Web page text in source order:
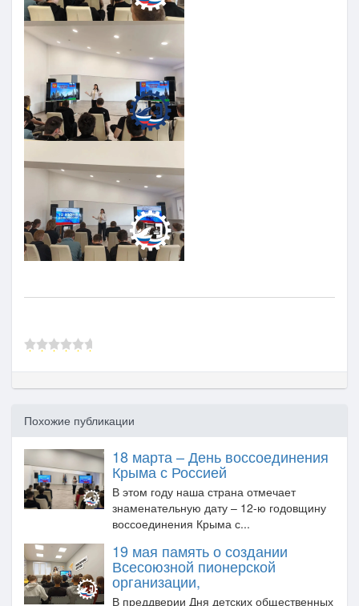
Похожие публикации
18 марта – День воссоединения
Крыма с Россией
В этом году наша страна отмечает
знаменательную дату – 12-ю годовщину
воссоединения Крыма с...
19 мая память о создании
Всесоюзной пионерской
организации,
В преддверии Дня детских общественных